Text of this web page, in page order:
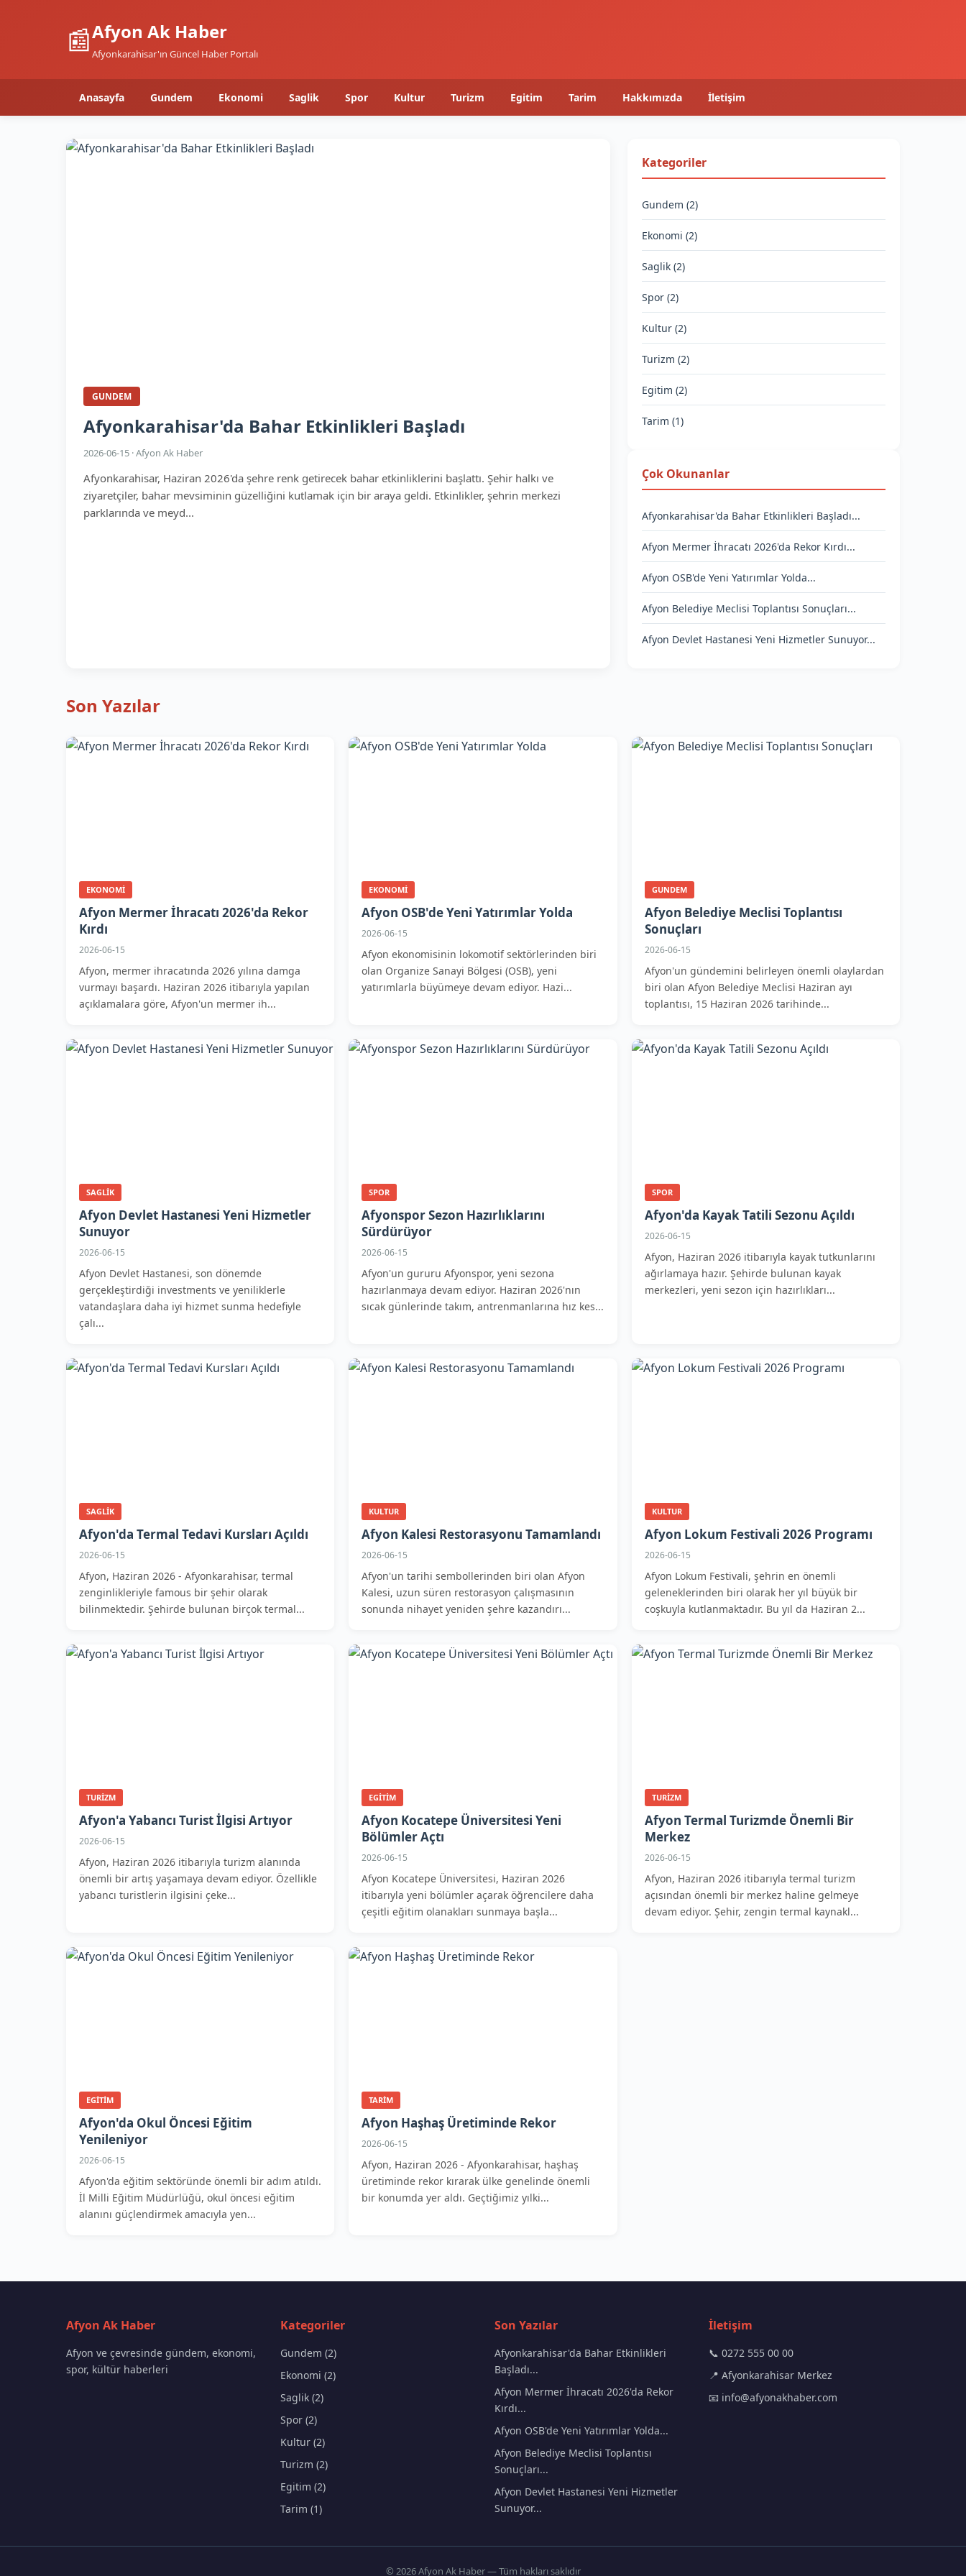
📰Afyon Ak Haber
Afyonkarahisar'ın Güncel Haber Portalı
Anasayfa Gundem Ekonomi Saglik Spor Kultur Turizm Egitim Tarim Hakkımızda İletişim
GUNDEM
Afyonkarahisar'da Bahar Etkinlikleri Başladı
2026-06-15 · Afyon Ak Haber
Afyonkarahisar, Haziran 2026'da şehre renk getirecek bahar etkinliklerini başlattı. Şehir halkı ve
ziyaretçiler, bahar mevsiminin güzelliğini kutlamak için bir araya geldi. Etkinlikler, şehrin merkezi
parklarında ve meyd...
Kategoriler
Gundem (2)
Ekonomi (2)
Saglik (2)
Spor (2)
Kultur (2)
Turizm (2)
Egitim (2)
Tarim (1)
Çok Okunanlar
Afyonkarahisar'da Bahar Etkinlikleri Başladı...
Afyon Mermer İhracatı 2026'da Rekor Kırdı...
Afyon OSB'de Yeni Yatırımlar Yolda...
Afyon Belediye Meclisi Toplantısı Sonuçları...
Afyon Devlet Hastanesi Yeni Hizmetler Sunuyor...
Son Yazılar
EKONOMI
Afyon Mermer İhracatı 2026'da Rekor
Kırdı
2026-06-15
Afyon, mermer ihracatında 2026 yılına damga
vurmayı başardı. Haziran 2026 itibarıyla yapılan
açıklamalara göre, Afyon'un mermer ih...
EKONOMI
Afyon OSB'de Yeni Yatırımlar Yolda
2026-06-15
Afyon ekonomisinin lokomotif sektörlerinden biri
olan Organize Sanayi Bölgesi (OSB), yeni
yatırımlarla büyümeye devam ediyor. Hazi...
GUNDEM
Afyon Belediye Meclisi Toplantısı
Sonuçları
2026-06-15
Afyon'un gündemini belirleyen önemli olaylardan
biri olan Afyon Belediye Meclisi Haziran ayı
toplantısı, 15 Haziran 2026 tarihinde...
SAGLIK
Afyon Devlet Hastanesi Yeni Hizmetler
Sunuyor
2026-06-15
Afyon Devlet Hastanesi, son dönemde
gerçekleştirdiği investments ve yeniliklerle
vatandaşlara daha iyi hizmet sunma hedefiyle
çalı...
SPOR
Afyonspor Sezon Hazırlıklarını
Sürdürüyor
2026-06-15
Afyon'un gururu Afyonspor, yeni sezona
hazırlanmaya devam ediyor. Haziran 2026'nın
sıcak günlerinde takım, antrenmanlarına hız kes...
SPOR
Afyon'da Kayak Tatili Sezonu Açıldı
2026-06-15
Afyon, Haziran 2026 itibarıyla kayak tutkunlarını
ağırlamaya hazır. Şehirde bulunan kayak
merkezleri, yeni sezon için hazırlıkları...
SAGLIK
Afyon'da Termal Tedavi Kursları Açıldı
2026-06-15
Afyon, Haziran 2026 - Afyonkarahisar, termal
zenginlikleriyle famous bir şehir olarak
bilinmektedir. Şehirde bulunan birçok termal...
KULTUR
Afyon Kalesi Restorasyonu Tamamlandı
2026-06-15
Afyon'un tarihi sembollerinden biri olan Afyon
Kalesi, uzun süren restorasyon çalışmasının
sonunda nihayet yeniden şehre kazandırı...
KULTUR
Afyon Lokum Festivali 2026 Programı
2026-06-15
Afyon Lokum Festivali, şehrin en önemli
geleneklerinden biri olarak her yıl büyük bir
coşkuyla kutlanmaktadır. Bu yıl da Haziran 2...
TURIZM
Afyon'a Yabancı Turist İlgisi Artıyor
2026-06-15
Afyon, Haziran 2026 itibarıyla turizm alanında
önemli bir artış yaşamaya devam ediyor. Özellikle
yabancı turistlerin ilgisini çeke...
EGITIM
Afyon Kocatepe Üniversitesi Yeni
Bölümler Açtı
2026-06-15
Afyon Kocatepe Üniversitesi, Haziran 2026
itibarıyla yeni bölümler açarak öğrencilere daha
çeşitli eğitim olanakları sunmaya başla...
TURIZM
Afyon Termal Turizmde Önemli Bir
Merkez
2026-06-15
Afyon, Haziran 2026 itibarıyla termal turizm
açısından önemli bir merkez haline gelmeye
devam ediyor. Şehir, zengin termal kaynakl...
EGITIM
Afyon'da Okul Öncesi Eğitim
Yenileniyor
2026-06-15
Afyon'da eğitim sektöründe önemli bir adım atıldı.
İl Milli Eğitim Müdürlüğü, okul öncesi eğitim
alanını güçlendirmek amacıyla yen...
TARIM
Afyon Haşhaş Üretiminde Rekor
2026-06-15
Afyon, Haziran 2026 - Afyonkarahisar, haşhaş
üretiminde rekor kırarak ülke genelinde önemli
bir konumda yer aldı. Geçtiğimiz yılki...
Afyon Ak Haber
Afyon ve çevresinde gündem, ekonomi,
spor, kültür haberleri
Kategoriler
Gundem (2)
Ekonomi (2)
Saglik (2)
Spor (2)
Kultur (2)
Turizm (2)
Egitim (2)
Tarim (1)
Son Yazılar
Afyonkarahisar'da Bahar Etkinlikleri
Başladı...
Afyon Mermer İhracatı 2026'da Rekor
Kırdı...
Afyon OSB'de Yeni Yatırımlar Yolda...
Afyon Belediye Meclisi Toplantısı
Sonuçları...
Afyon Devlet Hastanesi Yeni Hizmetler
Sunuyor...
İletişim
📞 0272 555 00 00
📍 Afyonkarahisar Merkez
📧 info@afyonakhaber.com
© 2026 Afyon Ak Haber — Tüm hakları saklıdır